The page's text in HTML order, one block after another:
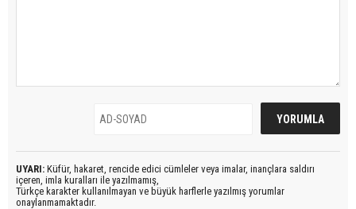
UYARI: Küfür, hakaret, rencide edici cümleler veya imalar, inançlara saldırı
içeren, imla kuralları ile yazılmamış,
Türkçe karakter kullanılmayan ve büyük harflerle yazılmış yorumlar
onaylanmamaktadır.